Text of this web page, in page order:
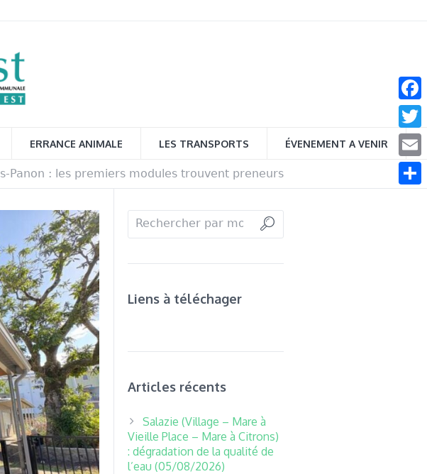
ERRANCE ANIMALE LES TRANSPORTS ÉVENEMENT A VENIR
Panon : les premiers modules trouvent preneurs
Liens à téléchager
Articles récents
Salazie (Village – Mare à
Vieille Place – Mare à Citrons)
: dégradation de la qualité de
l’eau (05/08/2026)
Email